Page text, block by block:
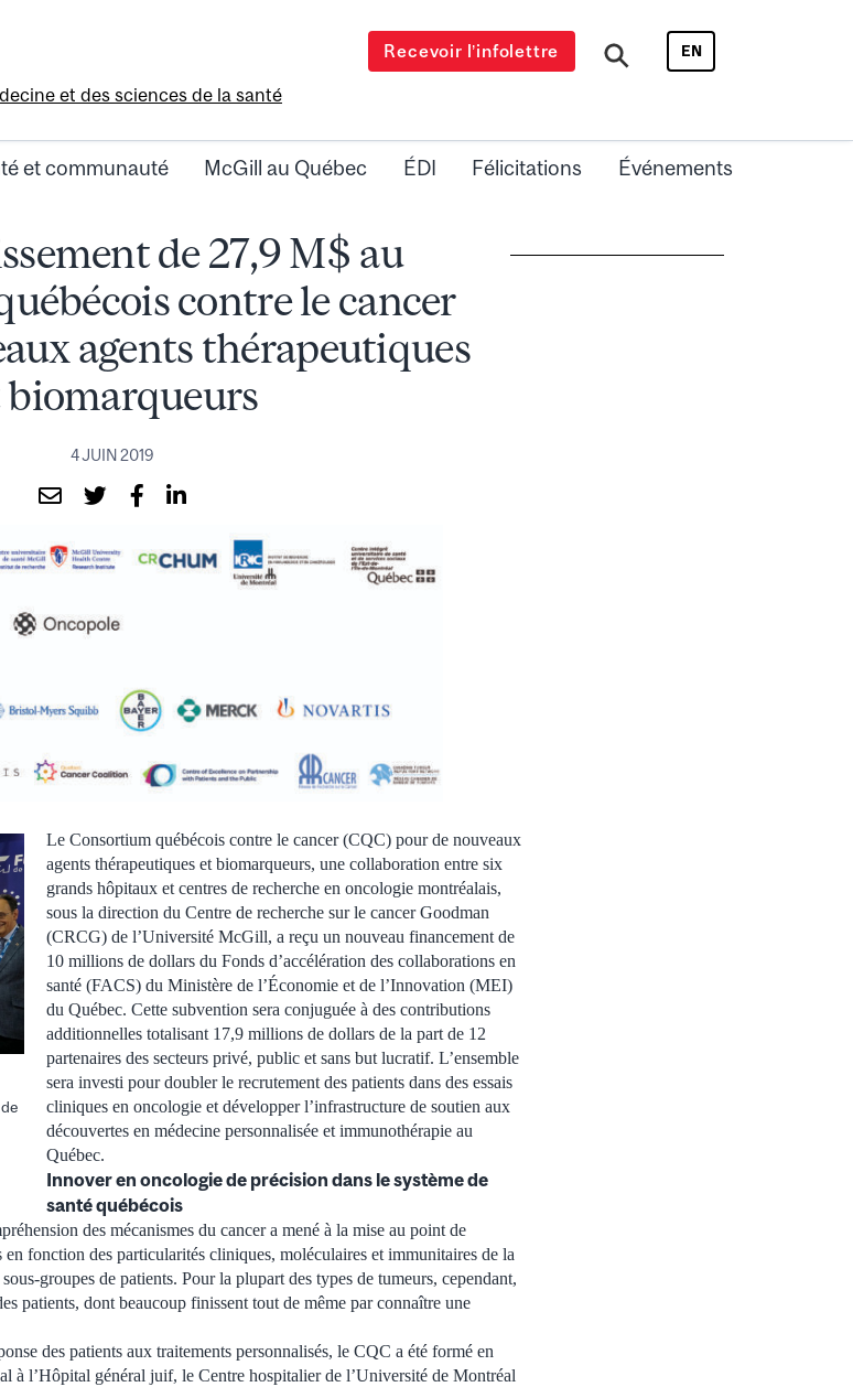
et des sciences de la santé
Recevoir l’infolettre EN
et communauté McGill au Québec ÉDI Félicitations Événements
de 27,9 M$ au
contre le cancer
agents thérapeutiques
biomarqueurs
4 JUIN 2019
Le Consortium québécois contre le cancer (CQC) pour de nouveaux
agents thérapeutiques et biomarqueurs, une collaboration entre six
grands hôpitaux et centres de recherche en oncologie montréalais,
sous la direction du Centre de recherche sur le cancer Goodman
(CRCG) de l’Université McGill, a reçu un nouveau financement de
10 millions de dollars du Fonds d’accélération des collaborations en
santé (FACS) du Ministère de l’Économie et de l’Innovation (MEI)
du Québec. Cette subvention sera conjuguée à des contributions
additionnelles totalisant 17,9 millions de dollars de la part de 12
partenaires des secteurs privé, public et sans but lucratif. L’ensemble
sera investi pour doubler le recrutement des patients dans des essais
cliniques en oncologie et développer l’infrastructure de soutien aux
découvertes en médecine personnalisée et immunothérapie au
Québec.
Innover en oncologie de précision dans le système de
santé québécois
des mécanismes du cancer a mené à la mise au point de
en fonction des particularités cliniques, moléculaires et immunitaires de la
groupes de patients. Pour la plupart des types de tumeurs, cependant,
patients, dont beaucoup finissent tout de même par connaître une
des patients aux traitements personnalisés, le CQC a été formé en
à l’Hôpital général juif, le Centre hospitalier de l’Université de Montréal